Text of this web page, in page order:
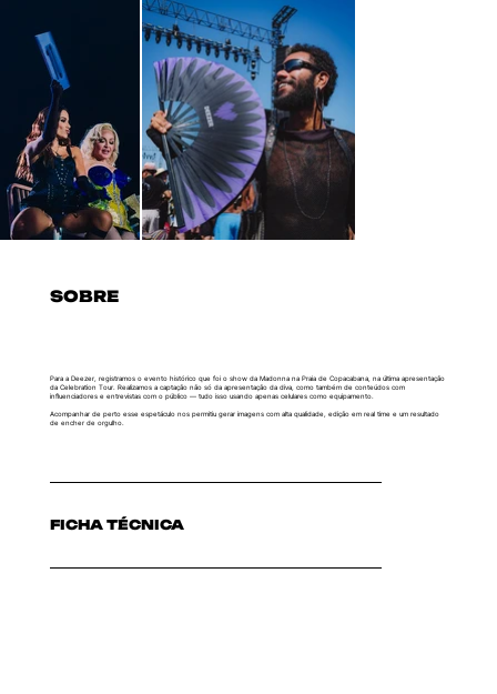
SOBRE
Para a Deezer, registramos o evento histórico que foi o show da Madonna na Praia de Copacabana, na última apresentação
da Celebration Tour. Realizamos a captação não só da apresentação da diva, como também de conteúdos com
influenciadores e entrevistas com o público — tudo isso usando apenas celulares como equipamento.
Acompanhar de perto esse espetáculo nos permitiu gerar imagens com alta qualidade, edição em real time e um resultado
de encher de orgulho.
FICHA TÉCNICA